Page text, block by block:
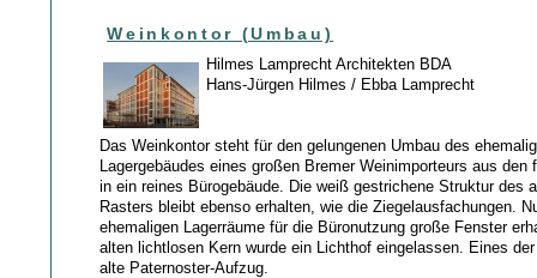
Weinkontor (Umbau)
Hilmes Lamprecht Architekten BDA
Hans-Jürgen Hilmes / Ebba Lamprecht
Das Weinkontor steht für den gelungenen Umbau des
Lagergebäudes eines großen Bremer Weinimporteurs aus den
in ein reines Bürogebäude. Die weiß gestrichene Struktur des
Rasters bleibt ebenso erhalten, wie die Ziegelausfachungen.
ehemaligen Lagerräume für die Büronutzung große Fenster
alten lichtlosen Kern wurde ein Lichthof eingelassen. Eines
alte Paternoster-Aufzug.